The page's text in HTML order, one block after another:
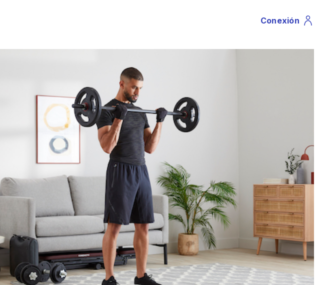
Profile
Conexión